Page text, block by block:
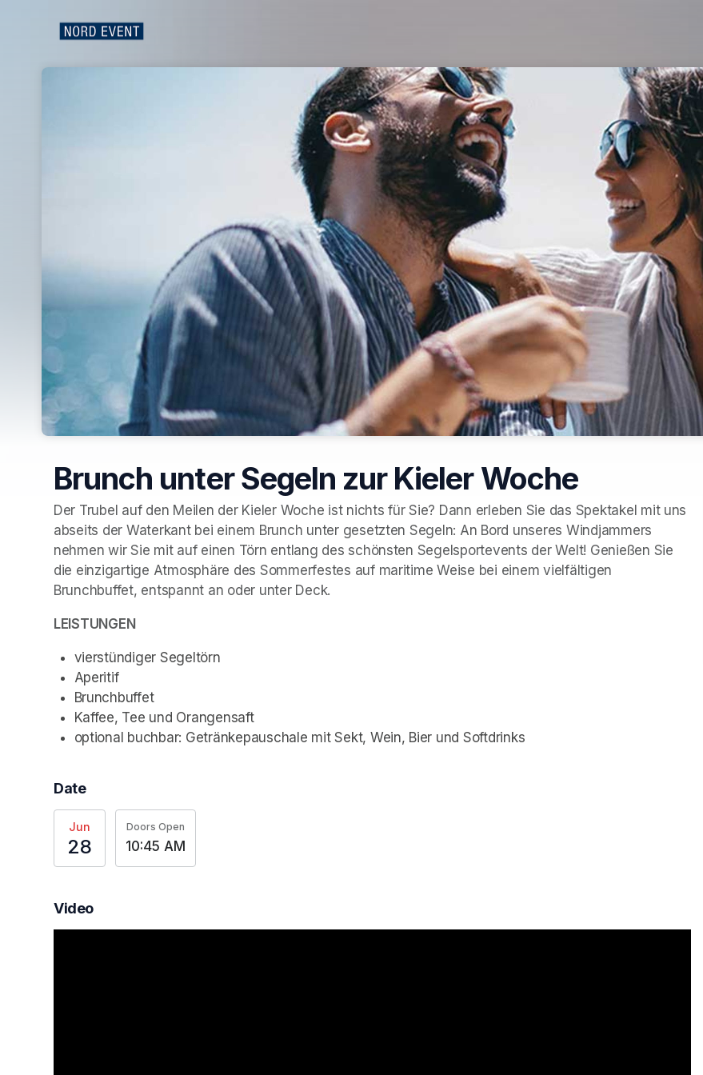
Brunch unter Segeln zur Kieler Woche
Der Trubel auf den Meilen der Kieler Woche ist nichts für Sie? Dann erleben Sie das Spektakel mit uns
abseits der Waterkant bei einem Brunch unter gesetzten Segeln: An Bord unseres Windjammers
nehmen wir Sie mit auf einen Törn entlang des schönsten Segelsportevents der Welt! Genießen Sie
die einzigartige Atmosphäre des Sommerfestes auf maritime Weise bei einem vielfältigen
Brunchbuffet, entspannt an oder unter Deck.
LEISTUNGEN
vierstündiger Segeltörn
Aperitif
Brunchbuffet
Kaffee, Tee und Orangensaft
optional buchbar: Getränkepauschale mit Sekt, Wein, Bier und Softdrinks
Date
Jun
28
Doors Open
10:45 AM
Video